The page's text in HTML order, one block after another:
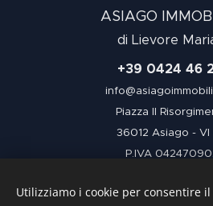
ASIAGO
di Lievore
+39 0424 46
Piazza II
36012 Asiago - VI
P.IVA
Condizioni
Utilizziamo i cookie per consentire